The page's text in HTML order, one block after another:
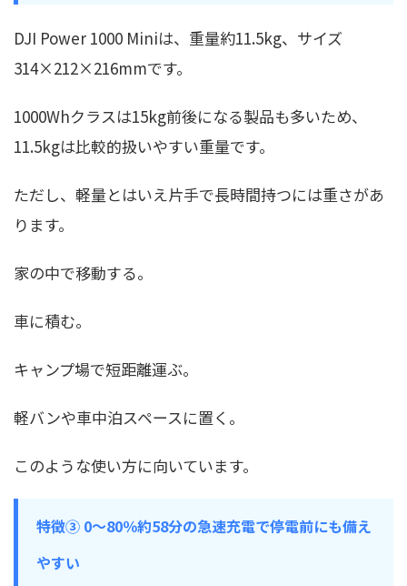
DJI Power 1000 Miniは、重量約11.5kg、サイズ
314×212×216mmです。
1000Whクラスは15kg前後になる製品も多いため、
11.5kgは比較的扱いやすい重量です。
ただし、軽量とはいえ片手で長時間持つには重さがあ
ります。
家の中で移動する。
車に積む。
キャンプ場で短距離運ぶ。
軽バンや車中泊スペースに置く。
このような使い方に向いています。
特徴③ 0〜80％約58分の急速充電で停電前にも備え
やすい